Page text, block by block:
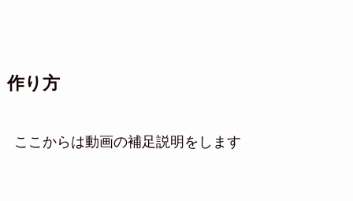
作り方
ここからは動画の補足説明をします